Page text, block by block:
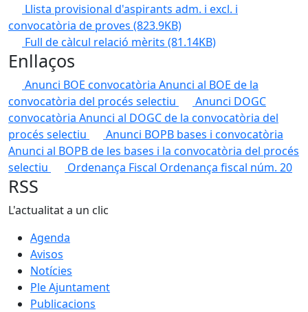
Llista provisional d'aspirants adm. i excl. i
convocatòria de proves (823.9KB)
Full de càlcul relació mèrits (81.14KB)
Enllaços
Anunci BOE convocatòria Anunci al BOE de la
convocatòria del procés selectiu
Anunci DOGC
convocatòria Anunci al DOGC de la convocatòria del
procés selectiu
Anunci BOPB bases i convocatòria
Anunci al BOPB de les bases i la convocatòria del procés
selectiu
Ordenança Fiscal Ordenança fiscal núm. 20
RSS
L'actualitat a un clic
Agenda
Avisos
Notícies
Ple Ajuntament
Publicacions